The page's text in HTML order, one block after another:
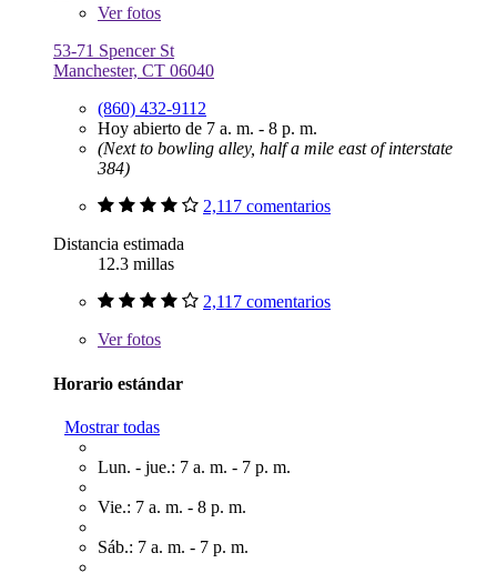
Verfotos
53-71 Spencer St
Manchester, CT 06040
(860) 432-9112
Hoy abierto de 7 a. m. - 8 p. m.
(Next to bowling alley, half a mile east of interstate
384)
2,117 comentarios
Distancia estimada
12.3 millas
2,117 comentarios
Verfotos
Horario estándar
Mostrar todas
Lun. - jue.: 7 a. m. - 7 p. m.
Vie.: 7 a. m. - 8 p. m.
Sáb.: 7 a. m. - 7 p. m.